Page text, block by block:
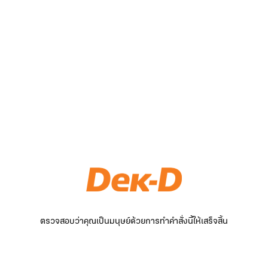
ตรวจสอบว่าคุณเป็นมนุษย์ด้วยการทำคำสั่งนี้ให้เสร็จสิ้น